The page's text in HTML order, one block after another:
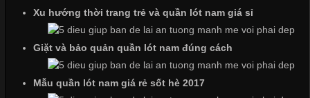
Áo thun là một trong những trang phục phổ biến nhất hiện nay
nhờ tính tiện dụng, dễ phối đồ và phù hợp với nhiều đối tượng.
Bên cạnh chất liệu và kiểu dáng, phần cổ áo cũng là yếu tố
quan trọng tạo nên phong cách riêng cho từng sản phẩm. Mỗi
loại cổ áo sẽ mang đến một vẻ đẹp khác
Xu hướng thời trang trẻ và quần lót nam giá sỉ
Giặt và bảo quản quần lót nam đúng cách
Mẫu quần lót nam giá rẻ sốt hè 2017